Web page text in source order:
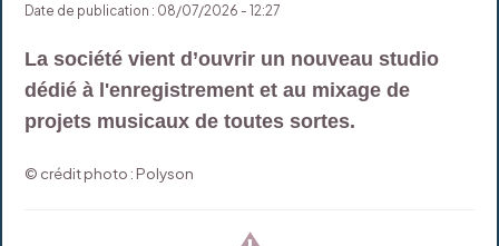
Date de publication : 08/07/2026 - 12:27
La société vient d’ouvrir un nouveau studio
dédié à l'enregistrement et au mixage de
projets musicaux de toutes sortes.
© crédit photo : Polyson